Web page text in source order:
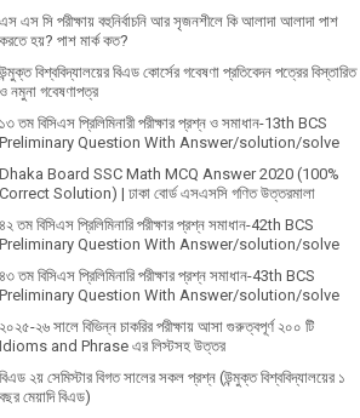
এস এস সি পরীক্ষায় বহুনির্বাচনি আর সৃজনশীলে কি আলাদা আলাদা পাশ
করতে হয়? পাশ মার্ক কত?
উন্মুক্ত বিশ্ববিদ্যালয়ের বিএড কোর্সের গবেষণা প্রতিবেদন পত্রের বিস্তারিত
ও নমুনা গবেষণাপত্র
১৩ তম বিসিএস প্রি‌লি‌মিনারী পরীক্ষার প্রশ্ন ও সমাধান-13th BCS
Preliminary Question With Answer/solution/solve
Dhaka Board SSC Math MCQ Answer 2020 (100%
Correct Solution) | ঢাকা বোর্ড এসএসসি গণিত উত্তরমালা
৪২ তম বিসিএস প্রিলিমিনারি পরীক্ষার প্রশ্ন সমাধান-42th BCS
Preliminary Question With Answer/solution/solve
৪৩ তম বিসিএস প্রিলিমিনারি পরীক্ষার প্রশ্ন সমাধান-43th BCS
Preliminary Question With Answer/solution/solve
২০২৫-২৬ সালে বিভিন্ন চাকরির পরীক্ষায় আসা গুরুত্বপূর্ণ ২০০ টি
Idioms and Phrase এর লিস্টসহ উত্তর
বিএড ২য় সেমিস্টার বিগত সালের সকল প্রশ্ন (উন্মুক্ত বিশ্ববিদ্যালয়ের ১
বছর মেয়াদি বিএড)